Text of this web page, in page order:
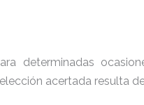
determinadas
acertada resulta